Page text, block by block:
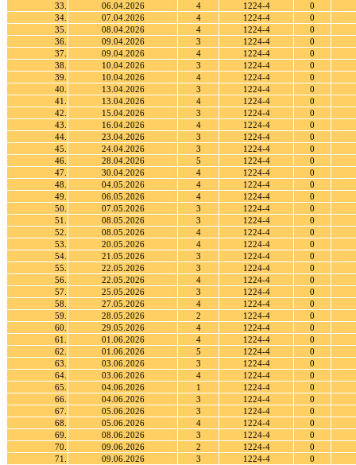
33.
06.04.2026 4 1224-4
0
34.
07.04.2026 4 1224-4
0
35.
08.04.2026 4 1224-4
0
36.
09.04.2026 3 1224-4
0
37.
09.04.2026 4 1224-4
0
38.
10.04.2026 3 1224-4
0
39.
10.04.2026 4 1224-4
0
40.
13.04.2026 3 1224-4
0
41.
13.04.2026 4 1224-4
0
42.
15.04.2026 3 1224-4
0
43.
16.04.2026 4 1224-4
0
44.
23.04.2026 3 1224-4
0
45.
24.04.2026 3 1224-4
0
46.
28.04.2026 5 1224-4
0
47.
30.04.2026 4 1224-4
0
48.
04.05.2026 4 1224-4
0
49.
06.05.2026 4 1224-4
0
50.
07.05.2026 3 1224-4
0
51.
08.05.2026 3 1224-4
0
52.
08.05.2026 4 1224-4
0
53.
20.05.2026 4 1224-4
0
54.
21.05.2026 3 1224-4
0
55.
22.05.2026 3 1224-4
0
56.
22.05.2026 4 1224-4
0
57.
25.05.2026 3 1224-4
0
58.
27.05.2026 4 1224-4
0
59.
28.05.2026 2 1224-4
0
60.
29.05.2026 4 1224-4
0
61.
01.06.2026 4 1224-4
0
62.
01.06.2026 5 1224-4
0
63.
03.06.2026 3 1224-4
0
64.
03.06.2026 4 1224-4
0
65.
04.06.2026 1 1224-4
0
66.
04.06.2026 3 1224-4
0
67.
05.06.2026 3 1224-4
0
68.
05.06.2026 4 1224-4
0
69.
08.06.2026 3 1224-4
0
70.
09.06.2026 2 1224-4
0
71.
09.06.2026 3 1224-4
0